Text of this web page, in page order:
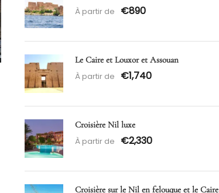
À partir de €890
Le Caire et Louxor et Assouan
À partir de €1,740
Croisière Nil luxe
À partir de €2,330
Croisière sur le Nil en felouque et le Caire